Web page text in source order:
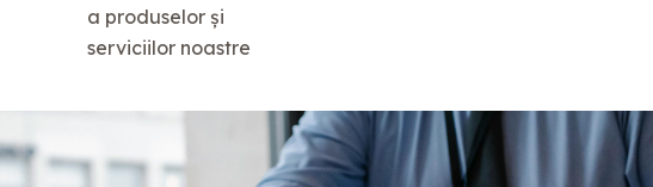
a produselor și
serviciilor noastre